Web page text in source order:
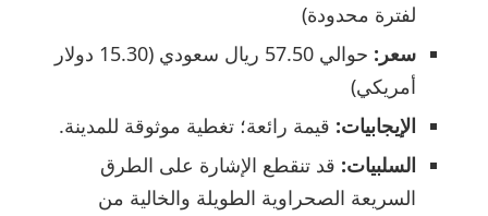
لفترة محدودة)
سعر:
حوالي 57.50 ريال سعودي (15.30 دولار
أمريكي)
الإيجابيات: قيمة رائعة؛ تغطية موثوقة للمدينة.
السلبيات: قد تنقطع الإشارة على الطرق
السريعة الصحراوية الطويلة والخالية من